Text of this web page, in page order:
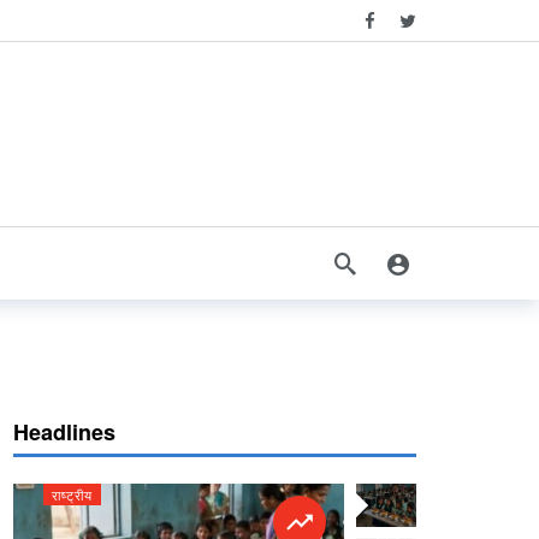
Headlines
राष्ट्रीय राष्ट्रीय